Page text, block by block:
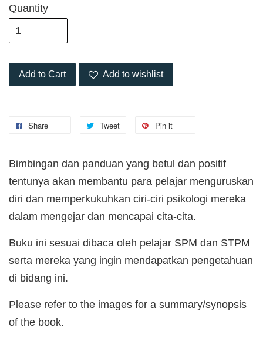
Quantity
Add to Cart Add to wishlist
Share Tweet Pin it
Bimbingan dan panduan yang betul dan positif
tentunya akan membantu para pelajar menguruskan
diri dan memperkukuhkan ciri-ciri psikologi mereka
dalam mengejar dan mencapai cita-cita.
Buku ini sesuai dibaca oleh pelajar SPM dan STPM
serta mereka yang ingin mendapatkan pengetahuan
di bidang ini.
Please refer to the images for a summary/synopsis
of the book.